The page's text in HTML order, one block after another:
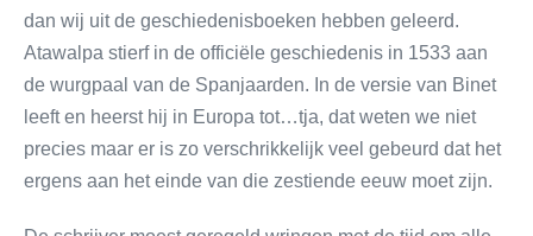
dan wij uit de geschiedenisboeken hebben geleerd.
Atawalpa stierf in de officiële geschiedenis in 1533 aan
de wurgpaal van de Spanjaarden. In de versie van Binet
leeft en heerst hij in Europa tot…tja, dat weten we niet
precies maar er is zo verschrikkelijk veel gebeurd dat het
ergens aan het einde van die zestiende eeuw moet zijn.